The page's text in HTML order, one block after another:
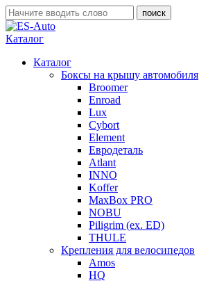
Каталог
Каталог
Боксы на крышу автомобиля
Broomer
Enroad
Lux
Cybort
Element
Евродеталь
Atlant
INNO
Koffer
MaxBox PRO
NOBU
Piligrim (ex. ED)
THULE
Крепления для велосипедов
Amos
HQ